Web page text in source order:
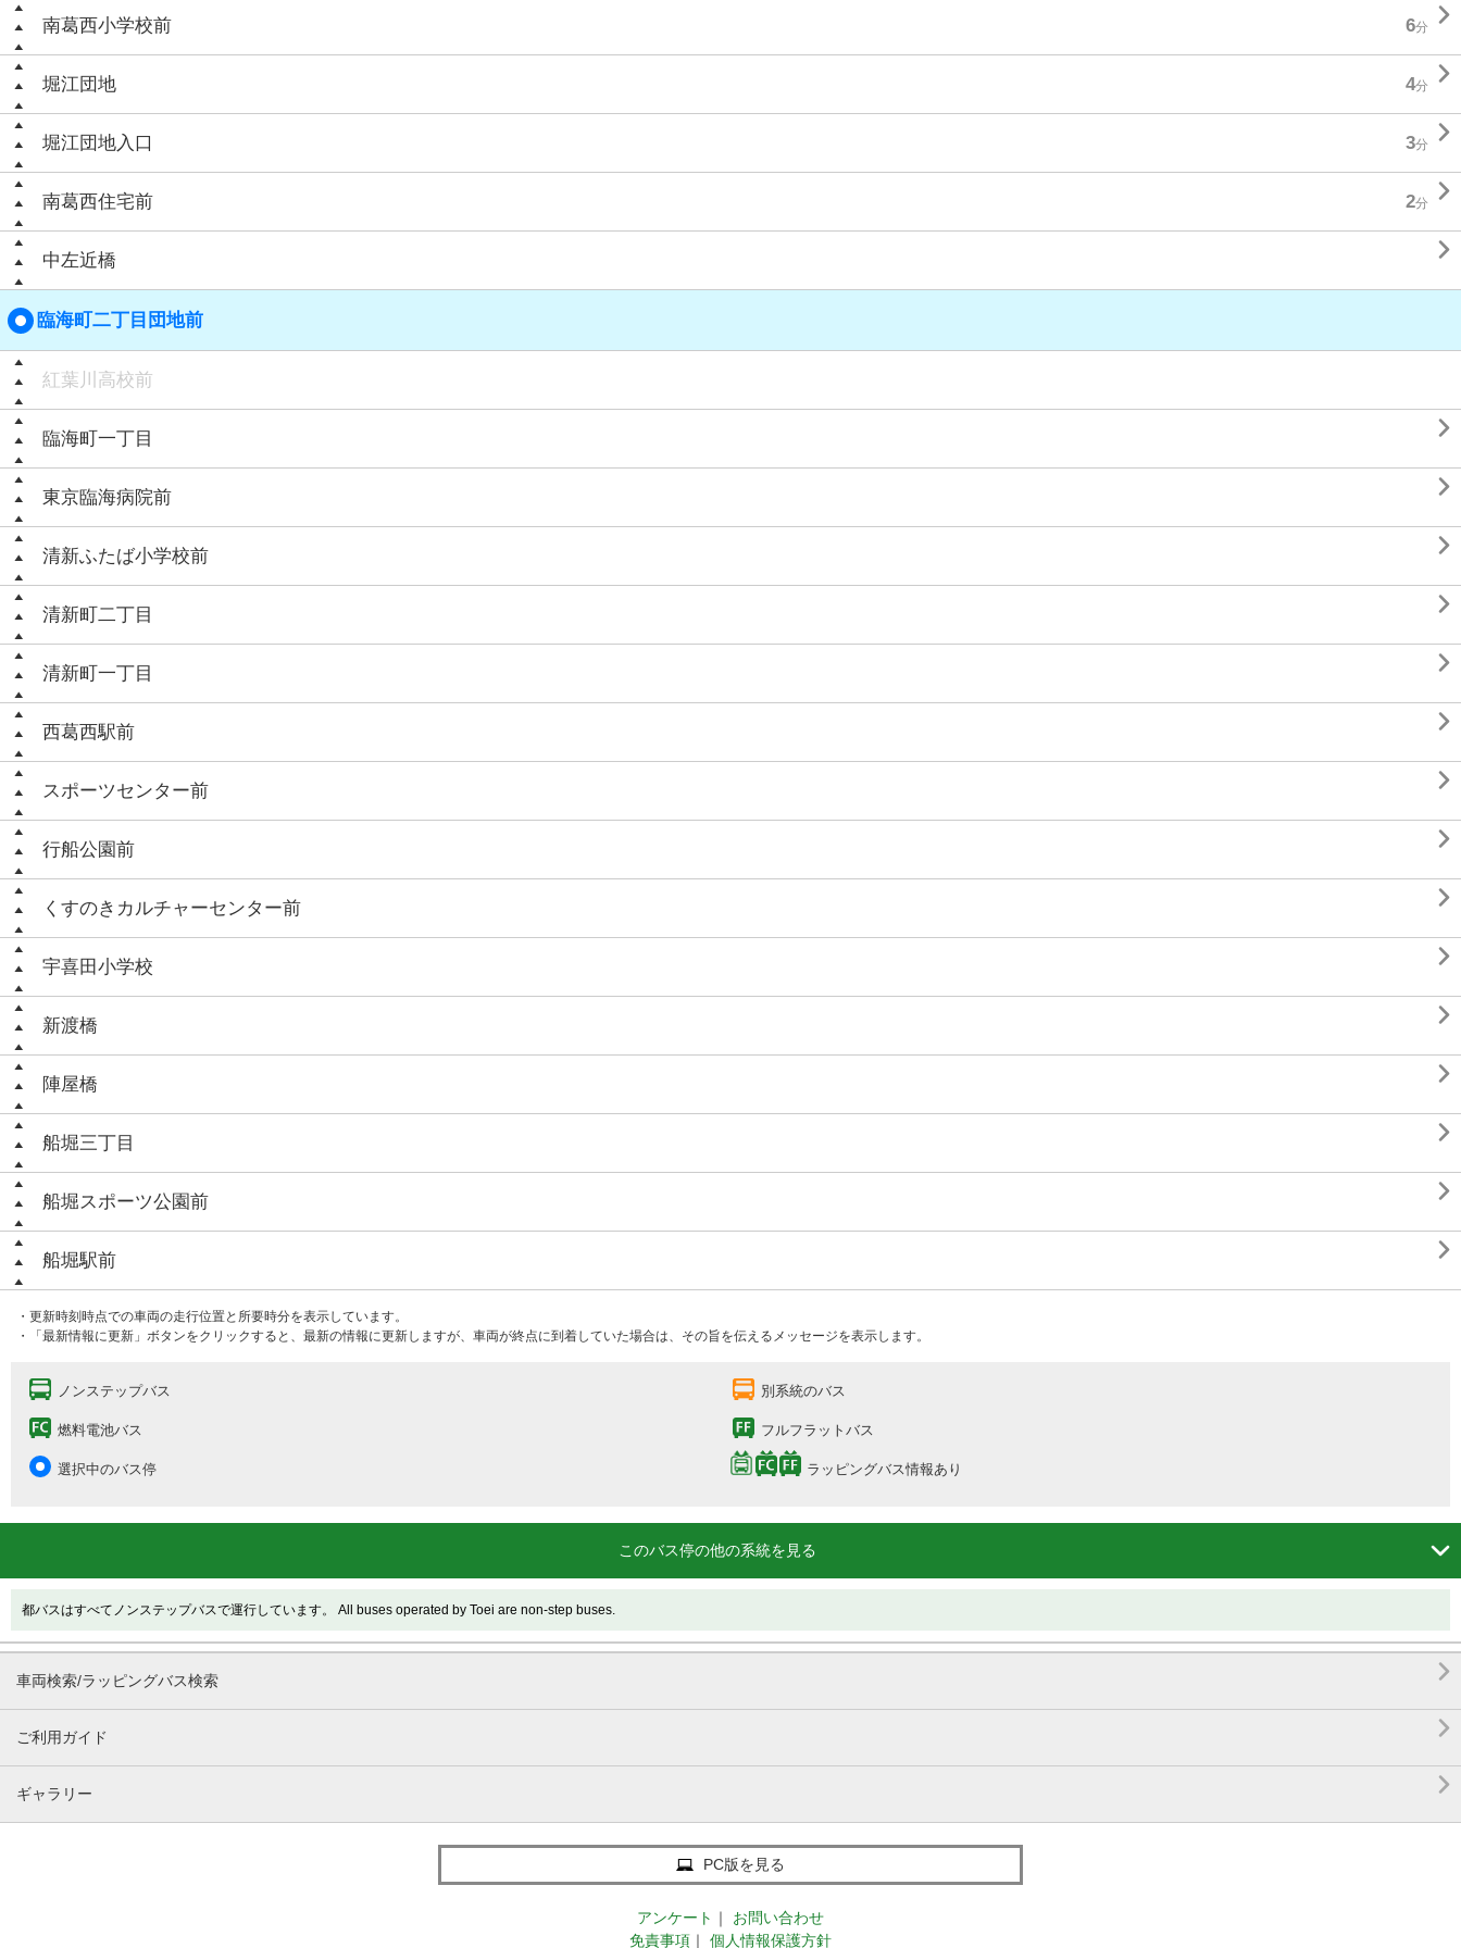
南葛西小学校前 6分 
堀江団地 4分 
堀江団地入口 3分 
南葛西住宅前 2分 
中左近橋 
臨海町二丁目団地前
紅葉川高校前
臨海町一丁目 
東京臨海病院前 
清新ふたば小学校前 
清新町二丁目 
清新町一丁目 
西葛西駅前 
スポーツセンター前 
行船公園前 
くすのきカルチャーセンター前 
宇喜田小学校 
新渡橋 
陣屋橋 
船堀三丁目 
船堀スポーツ公園前 
船堀駅前 
・更新時刻時点での車両の走行位置と所要時分を表示しています。
・「最新情報に更新」ボタンをクリックすると、最新の情報に更新しますが、車両が終点に到着していた場合は、その旨を伝えるメッセージを表示します。
ノンステップバス 別系統のバス
燃料電池バス フルフラットバス
選択中のバス停 ラッピングバス情報あり
このバス停の他の系統を見る 
都バスはすべてノンステップバスで運行しています。 All buses operated by Toei are non-step buses.
車両検索/ラッピングバス検索 
ご利用ガイド 
ギャラリー 
PC版を見る
アンケート ｜
お問い合わせ
免責事項 ｜ 個人情報保護方針